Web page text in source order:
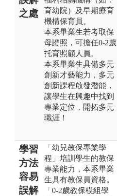
之處
育幼院）及早期療育
機構保育員。
本系畢業生若考取保
母證照，可擔任0-2歲
托育照顧人員。
本系畢業生具備多元
創新才藝能力，多元
創新課程啟發潛能，
讓學生在興趣中找到
專業定位，開拓多元
職涯！
學習
方法
容易
誤解
「幼兒教保專業學
程」培訓學生的教保
專業能力，本系畢業
生具有教保員資格。
「0-2歲教保模組學